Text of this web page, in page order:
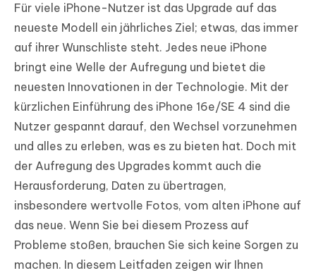
iAnyGo
Für viele iPhone-Nutzer ist das Upgrade auf das
neueste Modell ein jährliches Ziel; etwas, das immer
auf ihrer Wunschliste steht. Jedes neue iPhone
bringt eine Welle der Aufregung und bietet die
neuesten Innovationen in der Technologie. Mit der
kürzlichen Einführung des iPhone 16e/SE 4 sind die
Nutzer gespannt darauf, den Wechsel vorzunehmen
und alles zu erleben, was es zu bieten hat. Doch mit
der Aufregung des Upgrades kommt auch die
Herausforderung, Daten zu übertragen,
insbesondere wertvolle Fotos, vom alten iPhone auf
das neue. Wenn Sie bei diesem Prozess auf
Probleme stoßen, brauchen Sie sich keine Sorgen zu
machen. In diesem Leitfaden zeigen wir Ihnen